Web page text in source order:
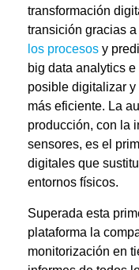
transformación
transición gracias
los procesos y
big data analytics
posible digitalizar y
más eficiente. La
producción, con la
sensores, es el
digitales que
entornos físicos.
Superada esta
plataforma la
monitorización en